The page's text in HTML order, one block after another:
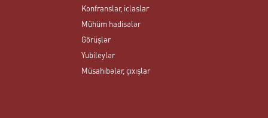
Konfranslar, iclaslar
Mühüm hadisələr
Görüşlər
Yubileylər
Müsahibələr, çıxışlar